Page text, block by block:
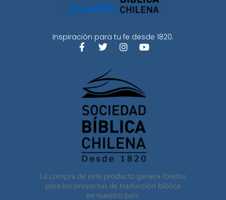
Inspiración para tu fe desde 1820.